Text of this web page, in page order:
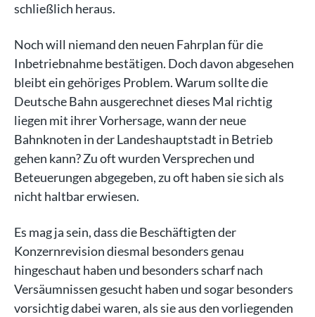
schließlich heraus.
Noch will niemand den neuen Fahrplan für die
Inbetriebnahme bestätigen. Doch davon abgesehen
bleibt ein gehöriges Problem. Warum sollte die
Deutsche Bahn ausgerechnet dieses Mal richtig
liegen mit ihrer Vorhersage, wann der neue
Bahnknoten in der Landeshauptstadt in Betrieb
gehen kann? Zu oft wurden Versprechen und
Beteuerungen abgegeben, zu oft haben sie sich als
nicht haltbar erwiesen.
Es mag ja sein, dass die Beschäftigten der
Konzernrevision diesmal besonders genau
hingeschaut haben und besonders scharf nach
Versäumnissen gesucht haben und sogar besonders
vorsichtig dabei waren, als sie aus den vorliegenden